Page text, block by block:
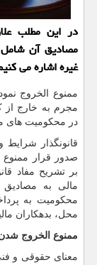
در این مطلب
مصادیق آن شامل
غیره اشاره می
ممنوع الخروج
مجرم به خارج از
در محکومیت های
قانونگذار
صدور قرار ممنوع
بر تشریح مفاد
مالی به
محکومیت به
محل، بدهکاران
ممنوع الخروج
معنای حقوقی و